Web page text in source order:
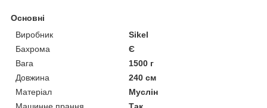
Основні
Виробник
Sikel
Бахрома
Є
Вага
1500 г
Довжина
240 см
Матеріал
Муслін
Машинне прання
Так